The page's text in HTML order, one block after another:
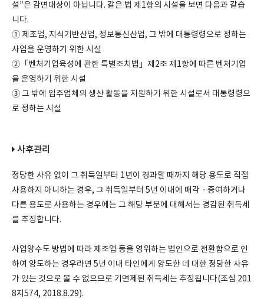
설”은 감면대상이 아닙니다. 같은 법 제1항의 시설을 보면 다음과 같습
니다.
① 제조업, 지식기반산업, 정보통신산업, 그 밖에 대통령령으로 정하는
사업을 운영하기 위한 시설
②「벤처기업육성에 관한 특별조치법」제2조 제1항에 따른 벤처기업
을 운영하기 위한 시설
③ 그 밖에 입주업체의 생산 활동을 지원하기 위한 시설로서 대통령령으
로 정하는 시설
사후관리
정당한 사유 없이 그 취득일부터 1년이 경과할 때까지 해당 용도로 직접
사용하지 아니하는 경우, 그 취득일부터 5년 이내에 매각ㆍ증여하거나
다른 용도로 사용하는 경우에는 그 해당 부분에 대해서는 경감된 취득세
를 추징합니다.
사업양수도 방법에 따라 제조업 등을 영위하는 법인으로 전환함으로 인
하여 양도하는 경우라면 5년 이내 타인에게 양도한 데 대한 정당한 사유
가 있는 것으로 볼 수 없으므로 기면제된 취득세는 추징됩니다(조심 201
8지574, 2018.8.29).